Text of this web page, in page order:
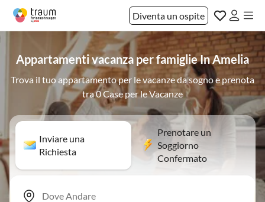
Diventa un ospite
Appartamenti vacanza per famiglie In Amelia
Trova il tuo appartamento per le vacanze da sogno e prenota
tra 0 Case per le Vacanze
Inviare una
Richiesta
Prenotare un
Soggiorno
Confermato